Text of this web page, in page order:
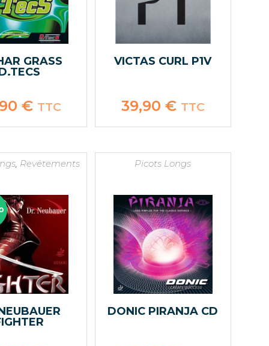
GRASS
€ TTC
VICTAS CURL P1V
39,90 € TTC
, Revêtements Picots Longs
DONIC PIRANJA CD